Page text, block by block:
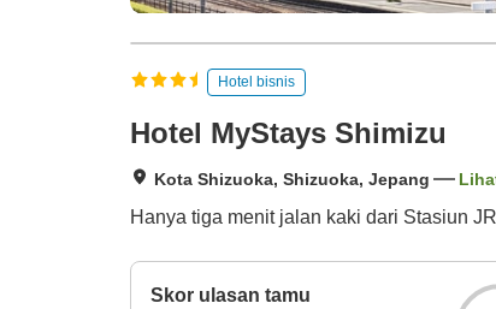
Hotel bisnis
Hotel MyStays Shimizu
Kota Shizuoka, Shizuoka, Jepang
Hanya tiga menit jalan kaki dari Stasiun
Skor ulasan tamu